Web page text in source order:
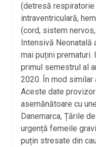
(detresă
intraventriculară,
(cord, sistem
Intensivă Neonatală
mai puțini prematuri.
primul semestrul al
2020. În mod
Aceste date
asemănătoare cu
Danemarca, Țările
urgență femeile
puțin stresate din